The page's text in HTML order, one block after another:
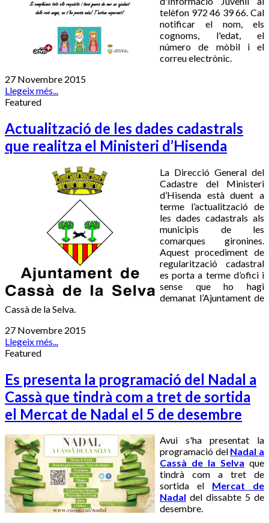
telèfon 972 46 39 66. Cal
notificar el nom, els
cognoms, l'edat, el
número de mòbil i el
correu electrònic.
27 Novembre 2015
Llegeix més...
Featured
Actualització de les dades cadastrals
que realitza el Ministeri d’Hisenda
La Direcció General del
Cadastre del Ministeri
d’Hisenda està duent a
terme l’actualització de
les dades cadastrals als
municipis de les
comarques gironines.
Aquest procediment de
regularització cadastral
es porta a terme d’ofici i
sense que ho hagi
demanat l’Ajuntament de
Cassà de la Selva.
27 Novembre 2015
Llegeix més...
Featured
Es presenta la programació del Nadal a
Cassà que tindrà com a tret de sortida
el Mercat de Nadal el 5 de desembre
Avui s'ha presentat la
programació del Nadal a
Cassà de la Selva que
tindrà com a tret de
sortida el Mercat de
Nadal del dissabte 5 de
desembre.